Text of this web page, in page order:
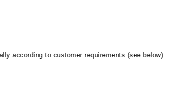
according to customer requirements (see below)